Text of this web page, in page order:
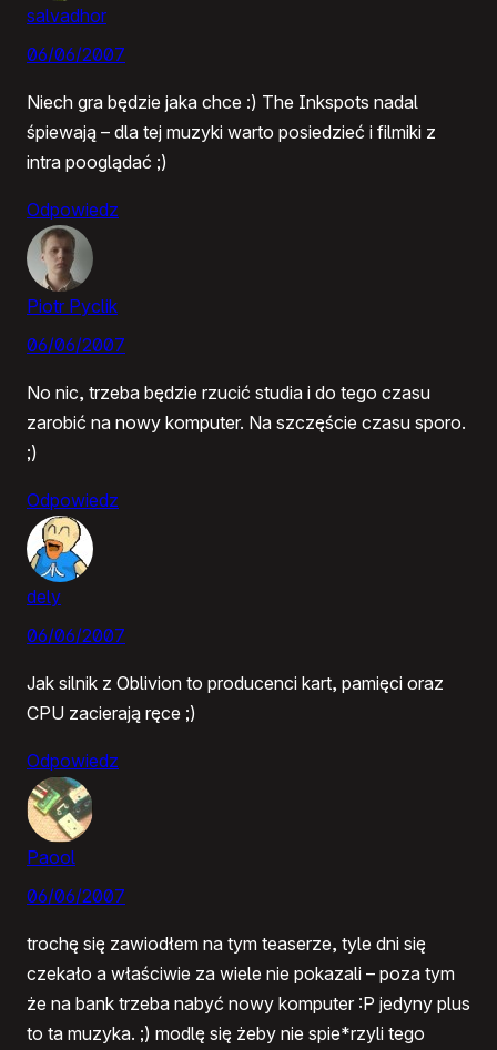
salvadhor
06/06/2007
Niech gra będzie jaka chce :) The Inkspots nadal
śpiewają – dla tej muzyki warto posiedzieć i filmiki z
intra pooglądać ;)
Odpowiedz
Piotr Pyclik
06/06/2007
No nic, trzeba będzie rzucić studia i do tego czasu
zarobić na nowy komputer. Na szczęście czasu sporo.
;)
Odpowiedz
dely
06/06/2007
Jak silnik z Oblivion to producenci kart, pamięci oraz
CPU zacierają ręce ;)
Odpowiedz
Paool
06/06/2007
trochę się zawiodłem na tym teaserze, tyle dni się
czekało a właściwie za wiele nie pokazali – poza tym
że na bank trzeba nabyć nowy komputer :P jedyny plus
to ta muzyka. ;) modlę się żeby nie spie*rzyli tego